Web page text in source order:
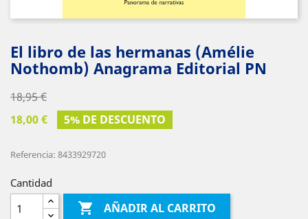
El libro de las hermanas (Amélie
Nothomb) Anagrama Editorial PN
18,95 €
18,00 €
5% DE DESCUENTO
Referencia: 8433929720
Cantidad
 AÑADIR AL CARRITO